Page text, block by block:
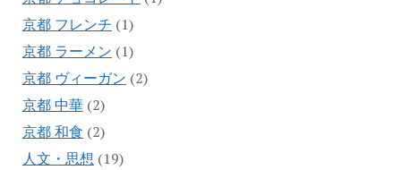
京都 フレンチ (1)
京都 ラーメン (1)
京都 ヴィーガン (2)
京都 中華(2)
京都 和食 (2)
人文・思想 (19)